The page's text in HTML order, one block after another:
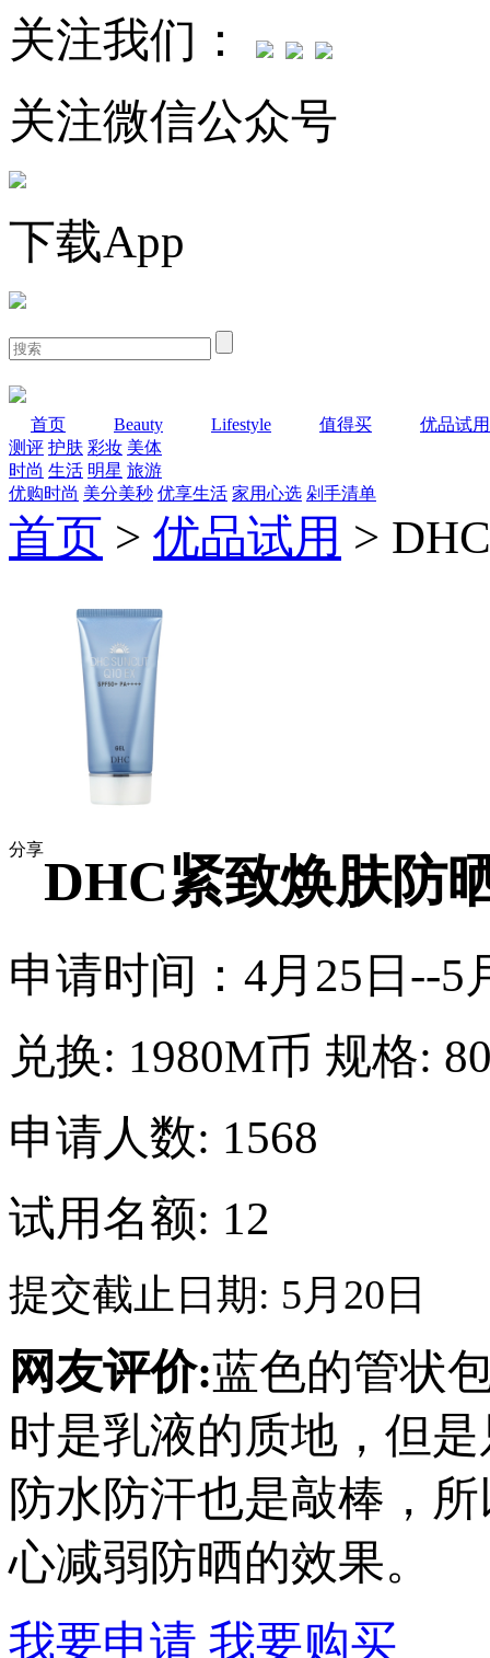
关注我们：
关注微信公众号
下载App
首页 Beauty Lifestyle 值得买
优品试用
测评 护肤 彩妆 美体
时尚 生活 明星 旅游
优购时尚 美分美秒 优享生活 家用心选 剁手清单
首页 > 优品试用 >
分享
DHC紧致焕肤防
申请时间：4月25日--5
兑换: 1980M币 规格:
申请人数: 1568
试用名额: 12
提交截止日期: 5月20日
网友评价:蓝色的管状
时是乳液的质地，但
防水防汗也是敲棒，
心减弱防晒的效果。
我要申请 我要购买